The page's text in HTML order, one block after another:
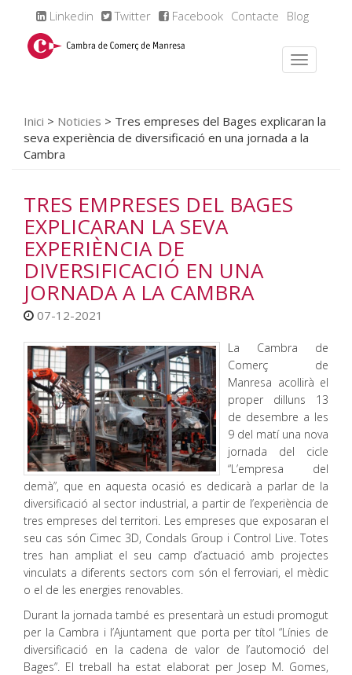
Linkedin Twitter Facebook Contacte Blog
Inici > Noticies > Tres empreses del Bages explicaran la
seva experiència de diversificació en una jornada a la
Cambra
TRES EMPRESES DEL BAGES
EXPLICARAN LA SEVA
EXPERIÈNCIA DE
DIVERSIFICACIÓ EN UNA
JORNADA A LA CAMBRA
07-12-2021
La Cambra de
Comerç de
Manresa acollirà el
proper dilluns 13
de desembre a les
9 del matí una nova
jornada del cicle
“L’empresa del
demà”, que en aquesta ocasió es dedicarà a parlar de la
diversificació al sector industrial, a partir de l’experiència de
tres empreses del territori. Les empreses que exposaran el
seu cas són Cimec 3D, Condals Group i Control Live. Totes
tres han ampliat el seu camp d’actuació amb projectes
vinculats a diferents sectors com són el ferroviari, el mèdic
o el de les energies renovables.
Durant la jornada també es presentarà un estudi promogut
per la Cambra i l’Ajuntament que porta per títol “Línies de
diversificació en la cadena de valor de l’automoció del
Bages”. El treball ha estat elaborat per Josep M. Gomes,